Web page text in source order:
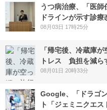
うつ病治療、「医
ドラインが示す診療
08月03日 17時25分
「帰宅後、冷蔵庫
トレス 負担を減ら
08月01日 20時33分
Google、「ドラゴ
ト「ジェミニクエ